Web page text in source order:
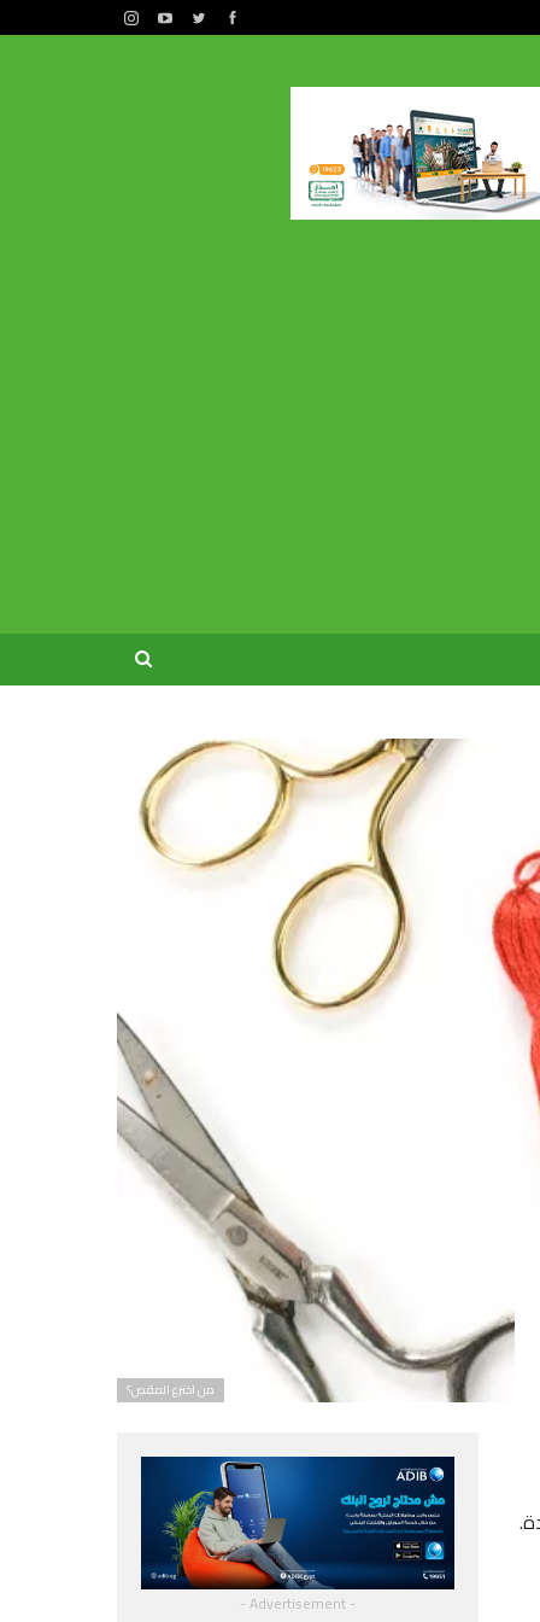
من اخترع المقص؟
- Advertisement -